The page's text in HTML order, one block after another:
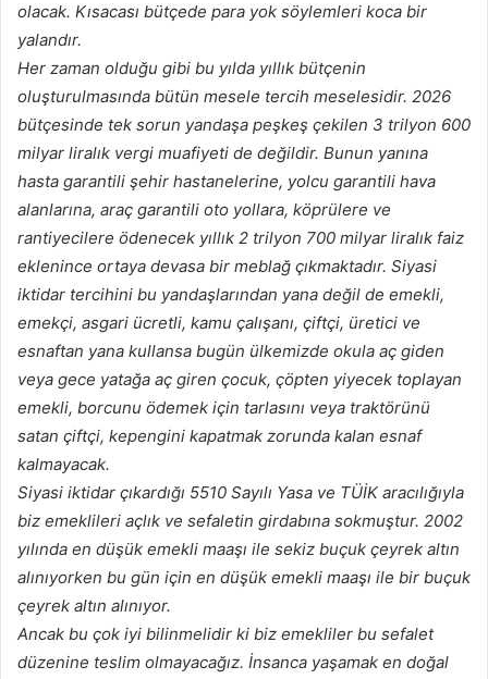
olacak. Kısacası bütçede para yok söylemleri koca bir
yalandır.
Her zaman olduğu gibi bu yılda yıllık bütçenin
oluşturulmasında bütün mesele tercih meselesidir. 2026
bütçesinde tek sorun yandaşa peşkeş çekilen 3 trilyon 600
milyar liralık vergi muafiyeti de değildir. Bunun yanına
hasta garantili şehir hastanelerine, yolcu garantili hava
alanlarına, araç garantili oto yollara, köprülere ve
rantiyecilere ödenecek yıllık 2 trilyon 700 milyar liralık faiz
eklenince ortaya devasa bir meblağ çıkmaktadır. Siyasi
iktidar tercihini bu yandaşlarından yana değil de emekli,
emekçi, asgari ücretli, kamu çalışanı, çiftçi, üretici ve
esnaftan yana kullansa bugün ülkemizde okula aç giden
veya gece yatağa aç giren çocuk, çöpten yiyecek toplayan
emekli, borcunu ödemek için tarlasını veya traktörünü
satan çiftçi, kepengini kapatmak zorunda kalan esnaf
kalmayacak.
Siyasi iktidar çıkardığı 5510 Sayılı Yasa ve TÜİK aracılığıyla
biz emeklileri açlık ve sefaletin girdabına sokmuştur. 2002
yılında en düşük emekli maaşı ile sekiz buçuk çeyrek altın
alınıyorken bu gün için en düşük emekli maaşı ile bir buçuk
çeyrek altın alınıyor.
Ancak bu çok iyi bilinmelidir ki biz emekliler bu sefalet
düzenine teslim olmayacağız. İnsanca yaşamak en doğal